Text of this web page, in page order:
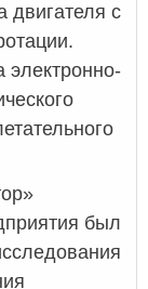
двигателя с
был